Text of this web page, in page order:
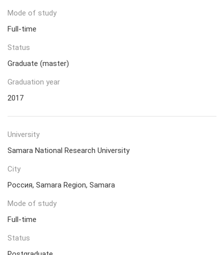
Mode of study
Full-time
Status
Graduate (master)
Graduation year
2017
University
Samara National Research University
City
Россия, Samara Region, Samara
Mode of study
Full-time
Status